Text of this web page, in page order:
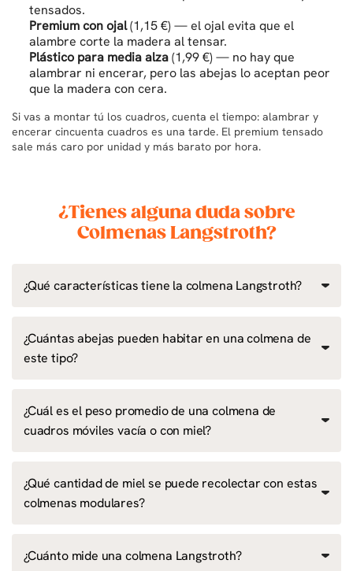
tensados.
Premium con ojal(1,15 €) — el ojal evita que el
alambre corte la madera al tensar.
Plástico para media alza(1,99 €) — no hay que
alambrar ni encerar, pero las abejas lo aceptan peor
que la madera con cera.
Si vas a montar tú los cuadros, cuenta el tiempo: alambrar y
encerar cincuenta cuadros es una tarde. El premium tensado
sale más caro por unidad y más barato por hora.
¿Tienes alguna duda sobre
Colmenas Langstroth?
¿Qué características tiene la colmena Langstroth?
¿Cuántas abejas pueden habitar en una colmena de
este tipo?
¿Cuál es el peso promedio de una colmena de
cuadros móviles vacía o con miel?
¿Qué cantidad de miel se puede recolectar con estas
colmenas modulares?
¿Cuánto mide una colmena Langstroth?